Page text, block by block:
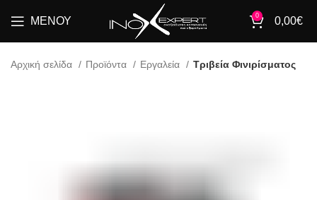
ΜΕΝΟΎ 0 0,00€
Αρχική σελίδα Προϊόντα Εργαλεία Τριβεία Φινιρίσματος